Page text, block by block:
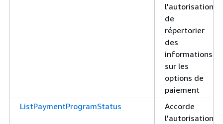
l'autorisation
de
répertorier
des
informations
sur les
options de
paiement
ListPaymentProgramStatus
Accorde
l'autorisation